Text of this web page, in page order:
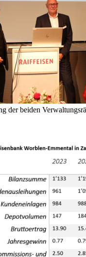
der beiden